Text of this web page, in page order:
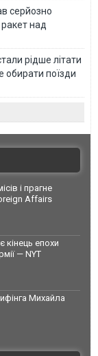
серйозно
над
рідше літати
обирати поїзди
і прагне
Affairs
кінець епохи
— NYT
Михайла